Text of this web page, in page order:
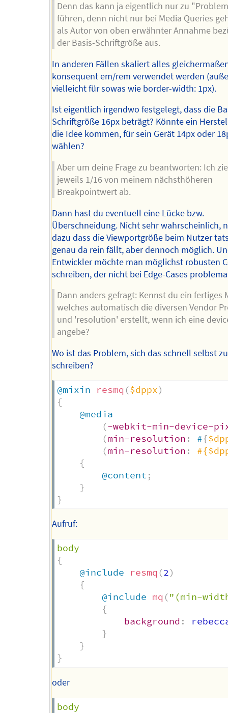
Denn das kann ja eigentlich nur zu
führen, denn nicht nur bei Media Queries
als Autor von oben erwähnter Annahme
der Basis-Schriftgröße aus.
In anderen Fällen skaliert alles
konsequent em/rem verwendet werden
vielleicht für sowas wie border-width: 1px).
Ist eigentlich irgendwo festgelegt, dass die
Schriftgröße 16px beträgt? Könnte ein
die Idee kommen, für sein Gerät 14px oder
wählen?
Aber um deine Frage zu beantworten: Ich
jeweils 1/16 von meinem nächsthöheren
Breakpointwert ab.
Dann hast du eventuell eine Lücke bzw.
Überschneidung. Nicht sehr wahrscheinlich,
dazu dass die Viewportgröße beim Nutzer
genau da rein fällt, aber dennoch möglich.
Entwickler möchte man möglichst robusten
schreiben, der nicht bei Edge-Cases
Dann anders gefragt: Kennst du ein fertiges
welches automatisch die diversen Vendor
und 'resolution' erstellt, wenn ich eine
angebe?
Wo ist das Problem, sich das schnell selbst zu
schreiben?
@mixin resmq ($dppx)
{
@media
(-webkit-min-device-
(min-resolution : #{
(min-resolution :
{
@content ;
}
}
Aufruf:
{
@include
resmq (2)
{
@include mq ("(min-
{
background :
}
}
}
oder